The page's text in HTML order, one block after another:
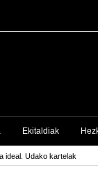
ideal. Udako kartelak
Ekitaldiak